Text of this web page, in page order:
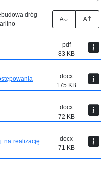
dróg
A A
pdf
83 KB
docx
175 KB
docx
72 KB
na realizację
docx
71 KB